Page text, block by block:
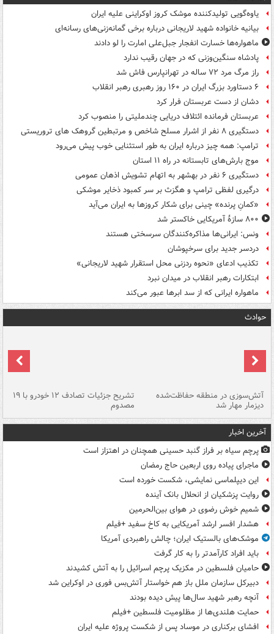
یاوه‌گویی تولیدکننده موشک کروز اوکراینی علیه ایران
بیانیه خانواده شهید لاریجانی درباره برخی گمانه‌زنی‌های رسانه‌ای
ماهواره‌ها خسارت انفجار جبل‌علی امارت را لو دادند
پادشاه سنگین‌وزنی که در جهان رقیب ندارد
راز مرگ مرد ۷۲ ساله در تهرانپارس فاش شد
۶ دستاورد بزرگ ایران در ۱۶۰ روز رهبری رهبر انقلاب
دشان از دست عربستان فرار کرد
عربستان فرمانده ائتلاف دریایی چندملیتی را منصوب کرد
دستگیری ۸ نفر از اشرار مسلح شاخص و مرتبطین گروهک های تروریستی
ترامپ: همه چیز درباره ایران به طور استثنایی خوب پیش می‌رود
موج بارش‌های تابستانه در راه ۱۱ استان
دستگیری ۶ نفر در بهشهر به اتهام تشویش اذهان عمومی
درگیری لفظی ترامپ و هگزث بر سر کمبود ذخایر موشکی
«کمانِ پرنده» چینی برای شکار کروزها به ایران می‌آید
۸۰۰ سازۀ آمریکایی خاکستر شد
ونس: ایرانی‌ها مذاکره‌کنندگان سرسختی هستند
دردسر جدید برای سرخپوشان
تکذیب ادعای «نحوه ردزنی محل استقرار شهید لاریجانی»
ابتکارات رهبر انقلاب در میدان نبرد
ماهواره ایرانی که از سد ابرها عبور می‌کند
حوادث
آتش‌سوزی در منطقه حفاظت‌شده
دیزمار مهار شد
تشریح جزئیات تصادف ۱۲ خودرو با ۱۹
مصدوم
آخرین اخبار
پرچم سیاه بر فراز گنبد حسینی همچنان در اهتزاز است
ماجرای پیاده روی اربعین حاج رمضان
این دیپلماسی نمایشی، شکست خورده است
روایت پزشکیان از انحلال بانک آینده
شمیم خوش رضوی در هوای بین‌الحرمین
هشدار افسر ارشد آمریکایی به کاخ سفید +فیلم
موشک‌های بالستیک ایران؛ چالش راهبردی آمریکا
باید افراد کارآمدتر را به کار گرفت
حامیان فلسطین در مکزیک پرچم اسرائیل را به آتش کشیدند
دبیرکل سازمان ملل باز هم خواستار آتش‌بس فوری در اوکراین شد
آنچه رهبر شهید سال‌ها پیش دیده بودند
حمایت هلندی‌ها از مظلومیت فلسطین +فیلم
افشای برکناری در موساد پس از شکست پروژه علیه ایران